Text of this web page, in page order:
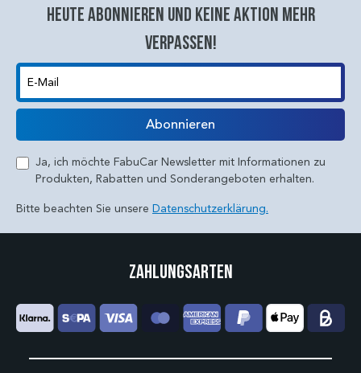
Heute abonnieren und keine aktion mehr
verpassen!
E-Mail
Abonnieren
Ja, ich möchte FabuCar Newsletter mit Informationen zu
Produkten, Rabatten und Sonderangeboten erhalten.
Bitte beachten Sie unsere Datenschutzerklärung.
Zahlungsarten